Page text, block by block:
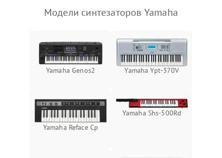
Модели синтезаторов Yamaha
Yamaha Genos2 Yamaha Ypt-370V
Yamaha Reface Cp
Yamaha Shs-500Rd